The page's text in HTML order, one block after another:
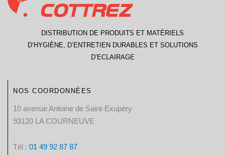
DISTRIBUTION DE PRODUITS ET MATÉRIELS
D’HYGIÈNE, D’ENTRETIEN DURABLES ET SOLUTIONS
D’ECLAIRAGE
NOS COORDONNÉES
10 avenue Antoine de Saint-Exupéry
93120 LA COURNEUVE
Tél : 01 49 92 87 87​